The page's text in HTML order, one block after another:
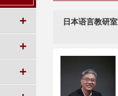
+
+
+
日本语言教研室